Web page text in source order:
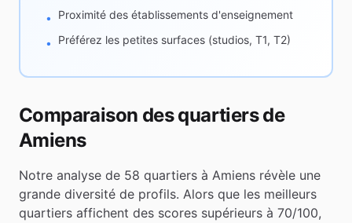
•
Proximité des établissements d'enseignement
• Préférez les petites surfaces (studios, T1, T2)
Comparaison des quartiers de
Amiens
Notre analyse de 58 quartiers à Amiens révèle une
grande diversité de profils. Alors que les meilleurs
quartiers affichent des scores supérieurs à 70/100,